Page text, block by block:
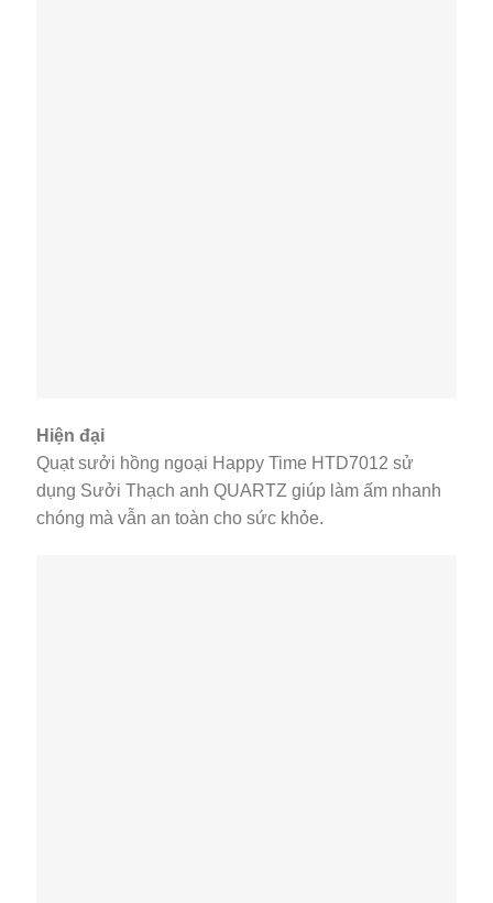
Hiện đại
Quạt sưởi hồng ngoại Happy Time HTD7012 sử
dụng Sưởi Thạch anh QUARTZ giúp làm ấm nhanh
chóng mà vẫn an toàn cho sức khỏe.